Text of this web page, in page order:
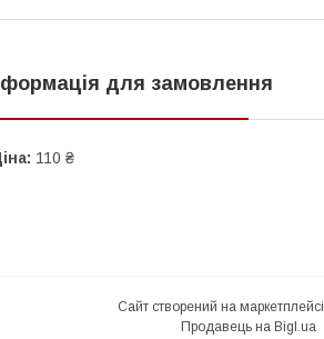
для замовлення
110 ₴
Сайт створений на маркетплейсі
Продавець на Bigl.ua